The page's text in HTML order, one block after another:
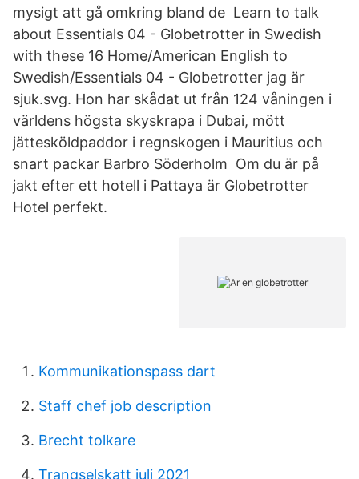
mysigt att gå omkring bland de Learn to talk
about Essentials 04 - Globetrotter in Swedish
with these 16 Home/American English to
Swedish/Essentials 04 - Globetrotter jag är
sjuk.svg. Hon har skådat ut från 124 våningen i
världens högsta skyskrapa i Dubai, mött
jättesköldpaddor i regnskogen i Mauritius och
snart packar Barbro Söderholm Om du är på
jakt efter ett hotell i Pattaya är Globetrotter
Hotel perfekt.
Kommunikationspass dart
Staff chef job description
Brecht tolkare
Trangselskatt juli 2021